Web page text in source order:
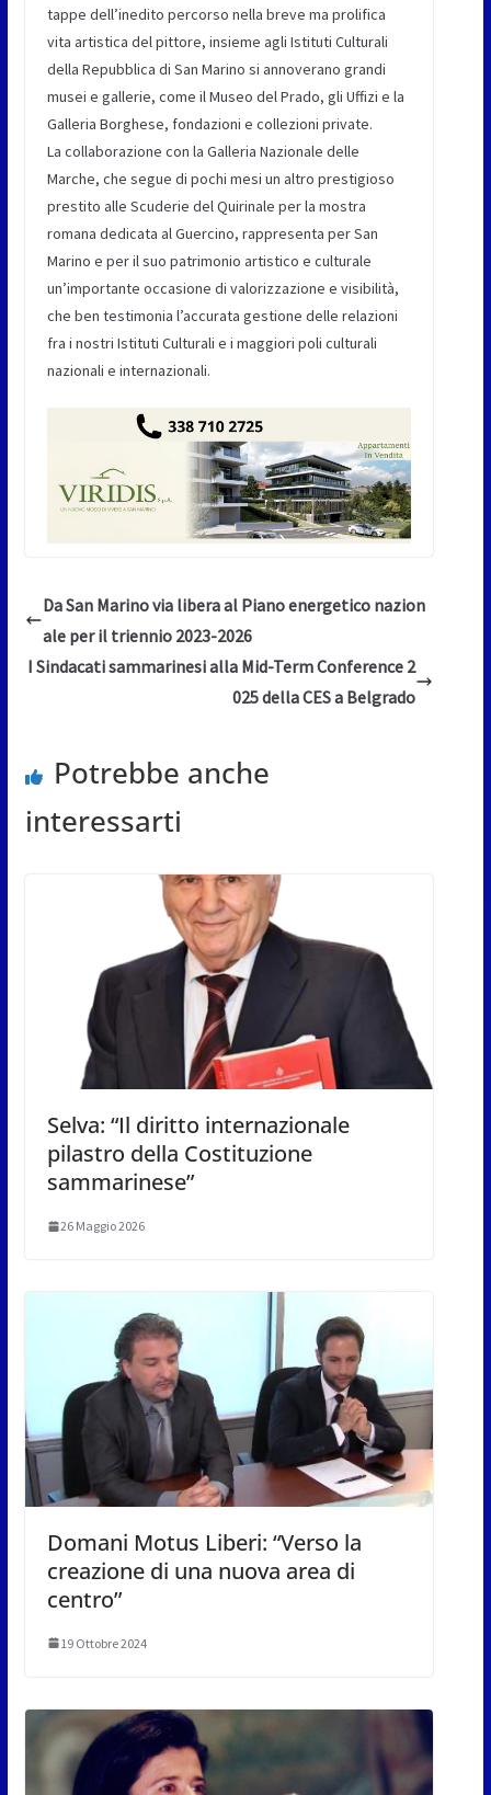
tappe dell’inedito percorso nella breve ma prolifica
vita artistica del pittore, insieme agli Istituti Culturali
della Repubblica di San Marino si annoverano grandi
musei e gallerie, come il Museo del Prado, gli Uffizi e la
Galleria Borghese, fondazioni e collezioni private.
La collaborazione con la Galleria Nazionale delle
Marche, che segue di pochi mesi un altro prestigioso
prestito alle Scuderie del Quirinale per la mostra
romana dedicata al Guercino, rappresenta per San
Marino e per il suo patrimonio artistico e culturale
un’importante occasione di valorizzazione e visibilità,
che ben testimonia l’accurata gestione delle relazioni
fra i nostri Istituti Culturali e i maggiori poli culturali
nazionali e internazionali.
Da San Marino via libera al Piano energetico nazion
ale per il triennio 2023-2026
I Sindacati sammarinesi alla Mid-Term Conference 2
025 della CES a Belgrado
Potrebbe anche
interessarti
Selva: “Il diritto internazionale
pilastro della Costituzione
sammarinese”
26 Maggio 2026
Domani Motus Liberi: “Verso la
creazione di una nuova area di
centro”
19 Ottobre 2024